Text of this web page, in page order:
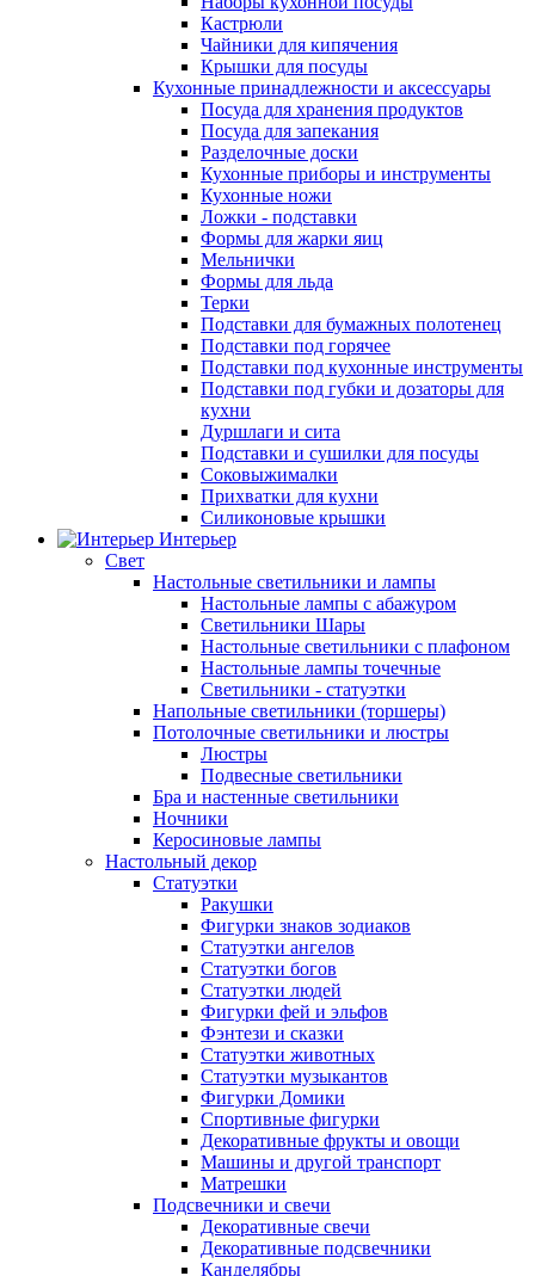
Кастрюли
Чайники для кипячения
Крышки для посуды
Кухонные принадлежности и аксессуары
Посуда для хранения продуктов
Посуда для запекания
Разделочные доски
Кухонные приборы и инструменты
Кухонные ножи
Ложки - подставки
Формы для жарки яиц
Мельнички
Формы для льда
Терки
Подставки для бумажных полотенец
Подставки под горячее
Подставки под кухонные инструменты
Подставки под губки и дозаторы для
кухни
Дуршлаги и сита
Подставки и сушилки для посуды
Соковыжималки
Прихватки для кухни
Силиконовые крышки
Интерьер
Свет
Настольные светильники и лампы
Настольные лампы с абажуром
Светильники Шары
Настольные светильники с плафоном
Настольные лампы точечные
Светильники - статуэтки
Напольные светильники (торшеры)
Потолочные светильники и люстры
Люстры
Подвесные светильники
Бра и настенные светильники
Ночники
Керосиновые лампы
Настольный декор
Статуэтки
Ракушки
Фигурки знаков зодиаков
Статуэтки ангелов
Статуэтки богов
Статуэтки людей
Фигурки фей и эльфов
Фэнтези и сказки
Статуэтки животных
Статуэтки музыкантов
Фигурки Домики
Спортивные фигурки
Декоративные фрукты и овощи
Машины и другой транспорт
Матрешки
Подсвечники и свечи
Декоративные свечи
Декоративные подсвечники
Канделябры